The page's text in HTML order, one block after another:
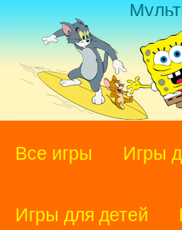
Все игры Игры
Игры для детей